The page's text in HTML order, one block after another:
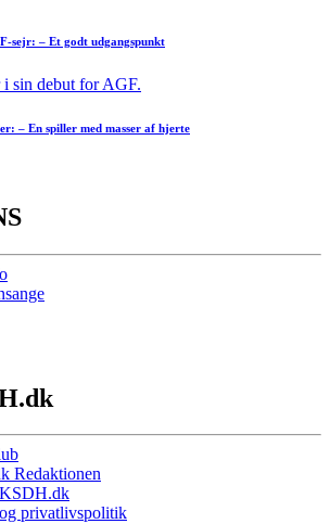
sejr: – Et godt udgangspunkt
– En spiller med masser af hjerte
Redaktionen
privatlivspolitik